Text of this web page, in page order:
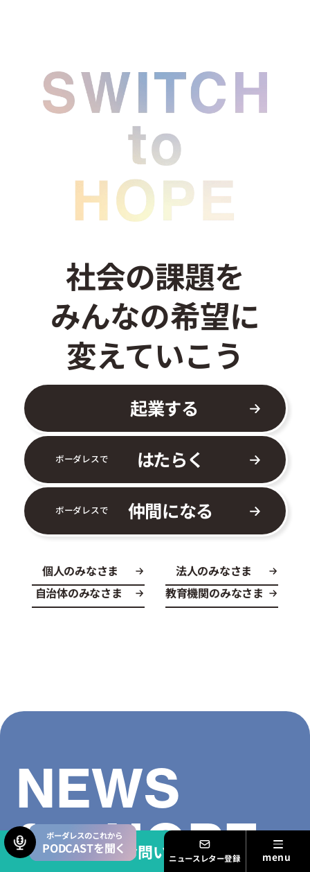
ニュースレター登録
ボーダレスのこれから
PODCASTを聞くお問い合わせ
社会の課題を
みんなの希望に
変えていこう
起業する
ボーダレスで はたらく
ボーダレスで 仲間になる
個人のみなさま
法人のみなさま
自治体のみなさま
教育機関のみなさま
NEWS
for HOPE